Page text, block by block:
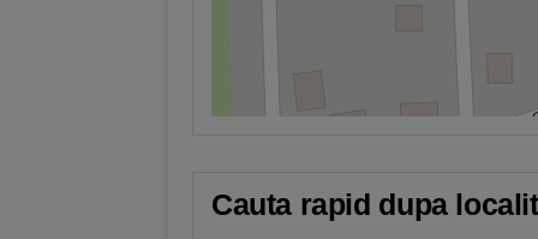
Cauta rapid dupa